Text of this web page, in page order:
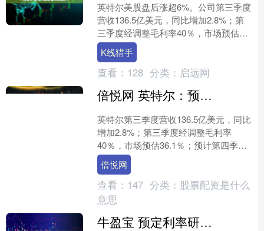
英特尔美股盘后涨超6%。公司第三季度
营收136.5亿美元，同比增加2.8%；第
三季度经调整毛利率40％，市场预估
36.1％。 文章来源：东方财富Choice数
据....
K线猎手
查看： 128 分类： 启远网
倍悦网 英特尔：预计第四季度营收128亿美元至138亿美元
英特尔第三季度营收136.5亿美元，同比
增加2.8%；第三季度经调整毛利率
40％，市场预估36.1％；预计第四季度
营收128亿美元至138亿美元；预计第四
季度调....
倍悦网
查看： 147 分类： 股票配资是什么
意思
牛盈宝 预定利率研究值降幅逐季收窄，业内预计人身险定价上限中短期难现调整窗口